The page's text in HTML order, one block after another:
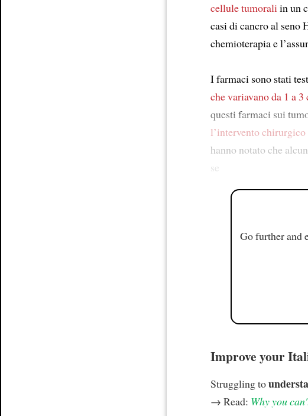
cellule tumoraliin un
casi di cancro al seno
chemioterapia e
I farmaci sono stati
che variavano da 1 a 3
questi farmaci sui
l’intervento
hanno notato che
se
Go further and
Improve your
Struggling to
→ Read: Why you